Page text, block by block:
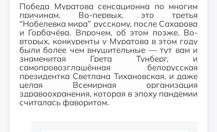
Победа Муратова сенсационна по многим
причинам. Во-первых, это третья
“Нобелевка мира” русскому, после Сахарова
и Горбачёва. Впрочем, об этом позже. Во-
вторых, конкуренты у Муратова в этом году
были более чем внушительные — тут вам и
знаменитая Грета Тунберг, и
самопровозглашённая белорусская
президентка Светлана Тихановская, и даже
целая Всемирная организация
здравоохранения, которая в эпоху пандемии
считалась фаворитом.